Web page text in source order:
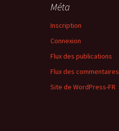
Méta
Inscription
Connexion
Flux des publications
Flux des commentaires
Site de WordPress-FR